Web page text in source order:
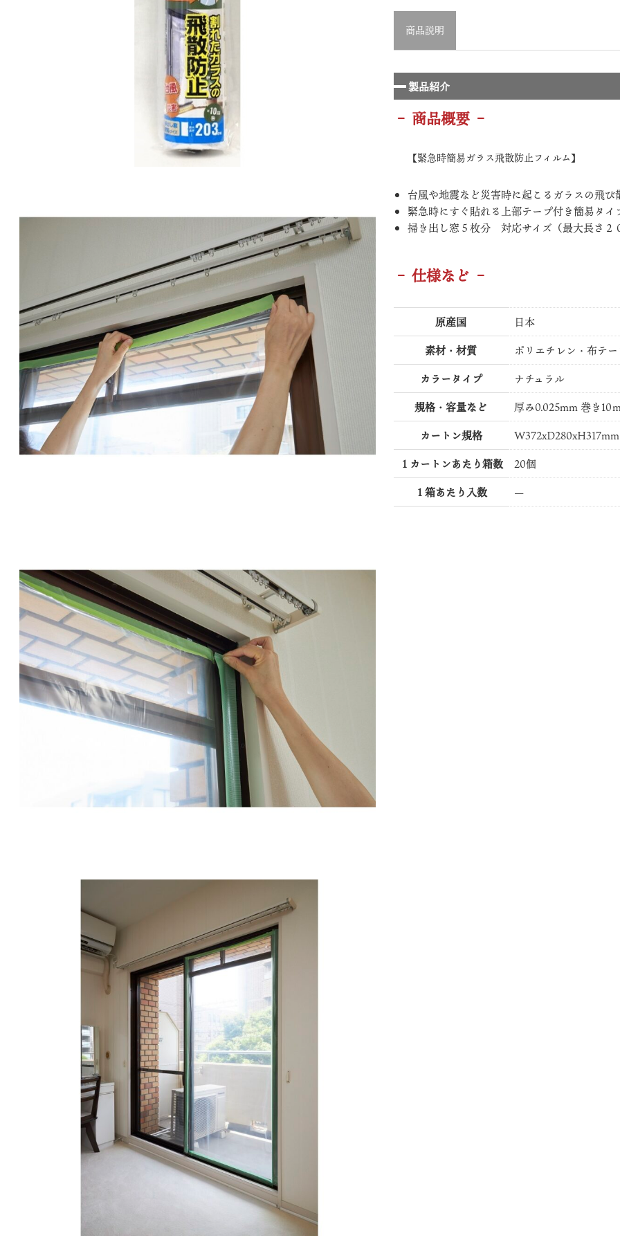
商品説明
製品紹介
– 商品概要 –
【緊急時簡易ガラス飛散防止フィルム】
台風や地震など災害時に起こるガラスの飛び
緊急時にすぐ貼れる上部テープ付き簡易タイ
掃き出し窓５枚分 対応サイズ（最大長さ２
– 仕様など –
原産国
日本
素材・材質
ポリエチレン・布テ
カラータイプ
ナチュラル
規格・容量など
厚み0.025mm 巻き10
カートン規格
W372xD280xH317mm
１カートンあたり箱数
20個
１箱あたり入数
—